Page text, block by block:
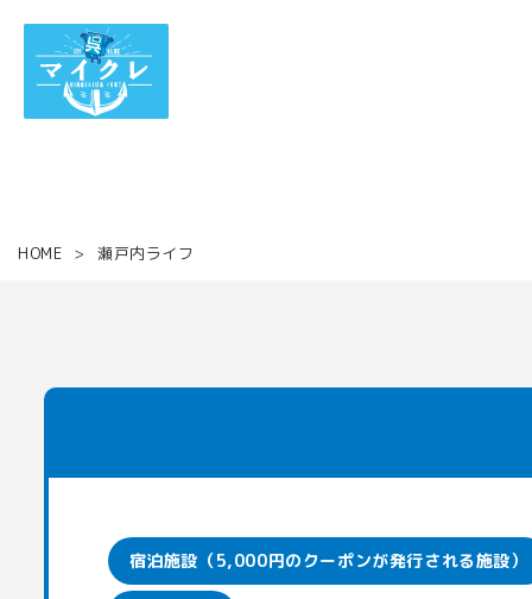
HOME 瀬戸内ライフ
宿泊施設（5,000円のクーポンが発行される施設）